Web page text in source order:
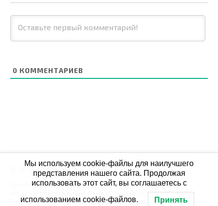
0 КОММЕНТАРИЕВ
© 2026 СБОЙ.РФ
При использовании данных мониторинга на своих
ресурах, обязательна активная ссылка на Сбой.рф
По всем вопросам пишите: admin@сбой.рф
Мы используем cookie-файлы для наилучшего
представления нашего сайта. Продолжая
использовать этот сайт, вы соглашаетесь с
использованием cookie-файлов. Принять